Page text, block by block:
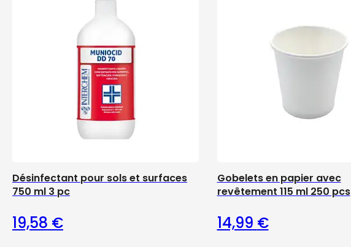
Désinfectant pour sols et surfaces
750 ml 3 pc
19,58 €
Gobelets en papier avec
revêtement 115 ml 250 pcs
14,99 €